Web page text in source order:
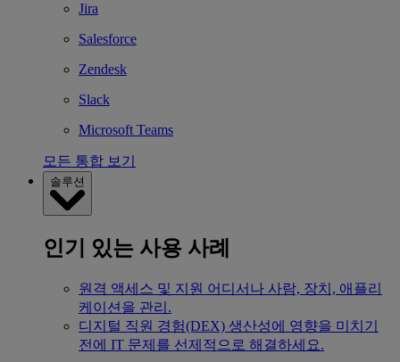
Jira
Salesforce
Zendesk
Slack
Microsoft Teams
모든 통합 보기
솔루션
인기 있는 사용 사례
원격 액세스 및 지원 어디서나 사람, 장치, 애플리
케이션을 관리.
디지털 직원 경험(DEX) 생산성에 영향을 미치기
전에 IT 문제를 선제적으로 해결하세요.